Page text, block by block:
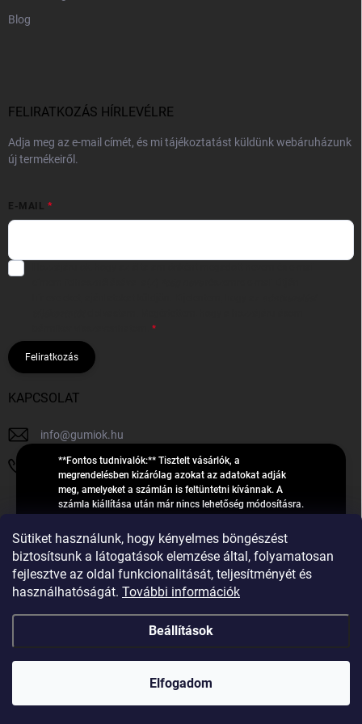
Sütiket használunk, hogy kényelmes böngészést
biztosítsunk a látogatások elemzése által, folyamatosan
fejlesztve az oldal funkcionalitását, teljesítményét és
használhatóságát. További információk
Beállítások
Elfogadom
**Fontos tudnivalók:** Tisztelt vásárlók, a
megrendelésben kizárólag azokat az adatokat adják
meg, amelyeket a számlán is feltüntetni kívánnak. A
számla kiállítása után már nincs lehetőség módosításra.
feldolgozása” státusz alatt van lehetőség! Csak új,
**2023-ban, 2024-ben vagy 2025-ben** gyártott
gumiabroncsokat árusítunk – a gumik **pontos DOT-
számáról nem adunk felvilágosítást**! Köszönjük. A
feldolgozás alatt álló nagyszámú megrendelésre
vagy feldolgozásáról való tájékoztatásra. Csak
válaszolunk a **[gumisuperke@gmail.com]
(mailto:gumisuperke@gmail.com)** címre küldött e-mail
Blog
FELIRATKOZÁS HÍRLEVÉLRE
Adja meg az e-mail címét, és mi tájékoztatást küldünk webáruházunk
új termékeiről.
E-MAIL
Feliratkozás
KAPCSOLAT
info@gumiok.hu
+36705429902
R
U
K
E
R
Árukereső.hu
gumiok
GumiOK.hu webáruház